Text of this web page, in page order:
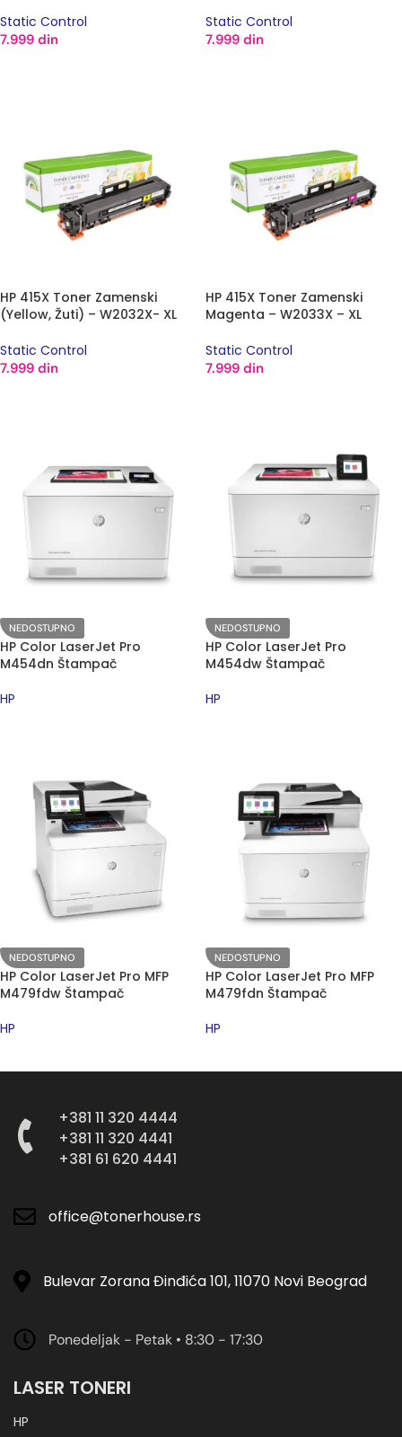
Static Control
7.999 din
Static Control
7.999 din
HP 415X Toner Zamenski
(Yellow, Žuti) – W2032X- XL
Static Control
7.999 din
HP 415X Toner Zamenski
Magenta – W2033X – XL
Static Control
7.999 din
NEDOSTUPNO
HP Color LaserJet Pro
M454dn Štampač
HP
NEDOSTUPNO
HP Color LaserJet Pro
M454dw Štampač
HP
NEDOSTUPNO
HP Color LaserJet Pro MFP
M479fdw Štampač
HP
NEDOSTUPNO
HP Color LaserJet Pro MFP
M479fdn Štampač
HP
+381 11 320 4444
+381 11 320 4441
+381 61 620 4441
office@tonerhouse.rs
Bulevar Zorana Đinđića 101, 11070 Novi Beograd
Ponedeljak - Petak • 8:30 - 17:30
LASER TONERI
HP